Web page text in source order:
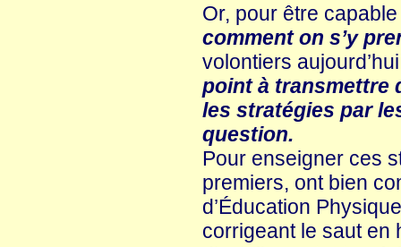
Or, pour être
comment on s’y
volontiers
point à transmettre
les stratégies par
question.
Pour enseigner ces
premiers, ont bien
d’Éducation
corrigeant le saut en